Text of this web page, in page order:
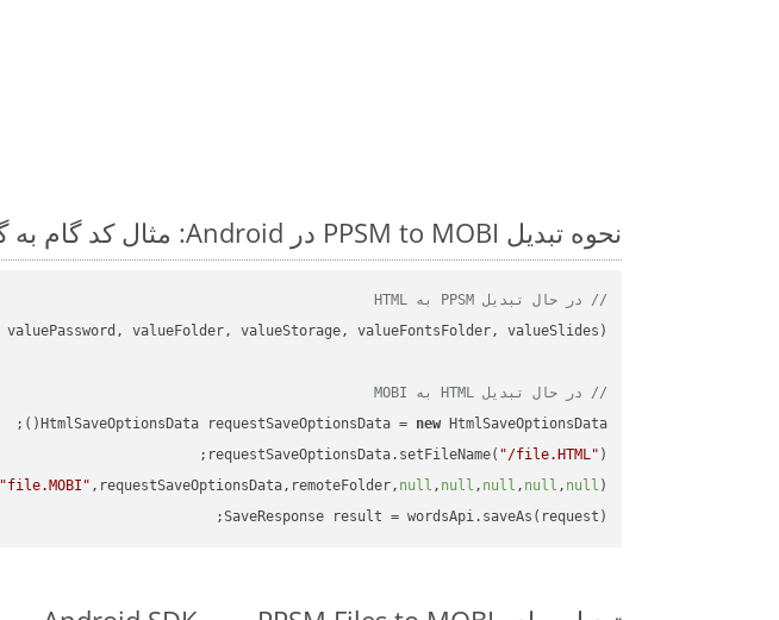
نحوه تبدیل PPSM to MOBI در Android: مثال کد گام به گام
// در حال تبدیل PPSM به HTML
// در حال تبدیل HTML به MOBI
HtmlSaveOptionsData requestSaveOptionsData = new
requestSaveOptionsData.setFileName( "/file.HTML"
"file.MOBI" ,requestSaveOptionsData,remoteFolder, null , null , null , null , null
SaveResponse result = wordsApi.saveAs(request);